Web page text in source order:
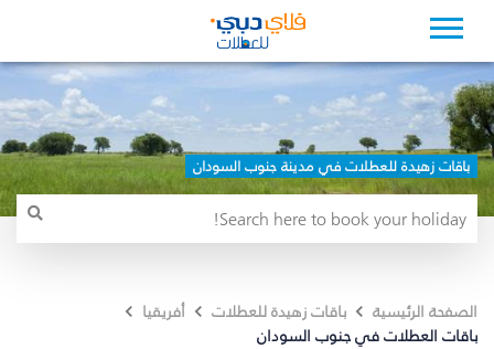
باقات زهيدة للعطلات في مدينة جنوب السودان
الصفحة الرئيسية باقات زهيدة للعطلات
أفريقيا
باقات العطلات في جنوب السودان